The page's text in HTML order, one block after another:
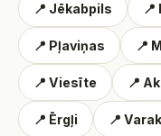
📍 Jēkabpils
📍 Pļaviņas 📍
📍 Viesīte 📍
📍 Ērgļi 📍